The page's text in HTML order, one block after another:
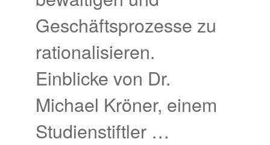
Geschäftsprozesse zu
rationalisieren.
Einblicke von Dr.
Michael Kröner, einem
Studienstiftler …